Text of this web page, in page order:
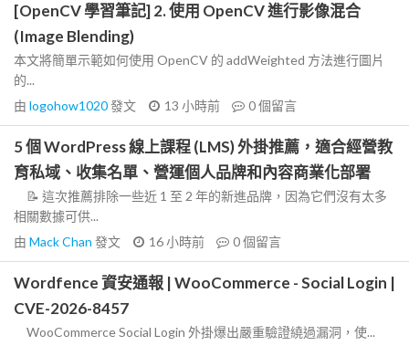
[OpenCV 學習筆記] 2. 使用 OpenCV 進行影像混合
(Image Blending)
本文將簡單示範如何使用 OpenCV 的 addWeighted 方法進行圖片
的...
由 logohow1020發文 13 小時前 0個留言
5 個 WordPress 線上課程 (LMS) 外掛推薦，適合經營教
育私域、收集名單、營運個人品牌和內容商業化部署
📝 這次推薦排除一些近 1 至 2 年的新進品牌，因為它們沒有太多
相關數據可供...
由 Mack Chan 發文 16 小時前 0個留言
Wordfence 資安通報 | WooCommerce - Social Login |
CVE-2026-8457
WooCommerce Social Login 外掛爆出嚴重驗證繞過漏洞，使...